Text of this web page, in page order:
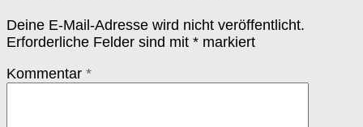
Deine E-Mail-Adresse wird nicht veröffentlicht.
Erforderliche Felder sind mit * markiert
Kommentar *